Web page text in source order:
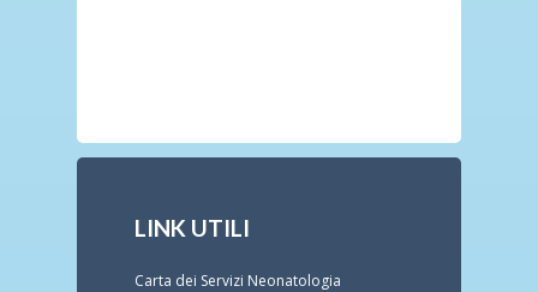
LINK UTILI
Carta dei Servizi Neonatologia